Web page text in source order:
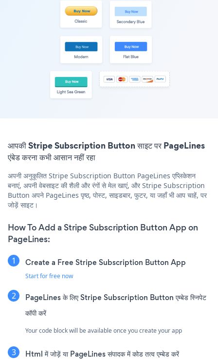
आपकी Stripe Subscription Button साइट पर PageLines
एंबेड करना कभी आसान नहीं रहा
अपनी अनुकूलित Stripe Subscription Button PageLines एप्लिकेशन
बनाएं, अपनी वेबसाइट की शैली और रंगों से मेल खाएं, और Stripe Subscription
Button अपने PageLines पृष्ठ, पोस्ट, साइडबार, फुटर, या जहाँ भी आप चाहें, पर
जोड़ें साइट।
How To Add a Stripe Subscription Button App on
PageLines:
Create a Free Stripe Subscription Button App
Start for free now
PageLines के लिए Stripe Subscription Button एम्बेड स्निपेट
कॉपी करें
Your code block will be available once you create your app
Html में जोड़ें या PageLines संपादक में कोड तत्व एम्बेड करें